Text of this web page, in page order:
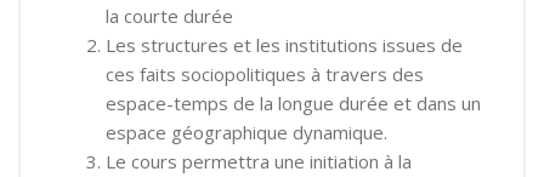
la courte durée
Les structures et les institutions issues de
ces faits sociopolitiques à travers des
espace-temps de la longue durée et dans un
espace géographique dynamique.
Le cours permettra une initiation à la